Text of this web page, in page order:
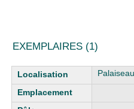
EXEMPLAIRES (1)
Liste des exemplaires Palaiseau